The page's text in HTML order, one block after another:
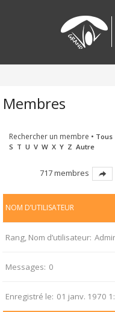
Membres
Rechercher un membre • Tous
S T U V W X Y Z Autre
717 membres
NOM D’UTILISATEUR
Rang, Nom d’utilisateur
Messages 0
Enregistré le 01 janv. 1970